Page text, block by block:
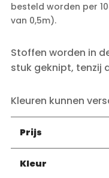
besteld worden per
van 0,5m).
Stoffen worden in
stuk geknipt, tenzij
Kleuren kunnen
Prijs
Kleur